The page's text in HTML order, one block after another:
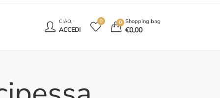
CIAO,
ACCEDI
0 0 Shopping bag
€0,00